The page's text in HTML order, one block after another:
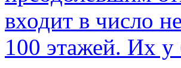
входит в число
100 этажей. Их